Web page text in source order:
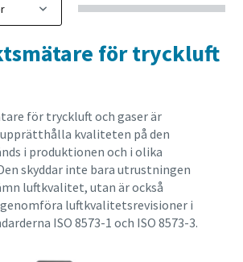
för tryckluft
för tryckluft och gaser är
kvaliteten på den
i produktionen och i olika
skyddar inte bara utrustningen
luftkvalitet, utan är också
luftkvalitetsrevisioner i
ISO 8573-1 och ISO 8573-3.